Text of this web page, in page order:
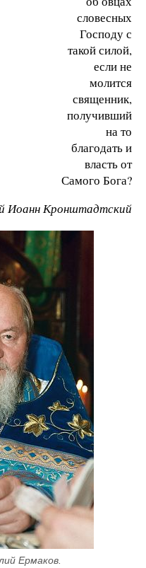
словесных
Господу с
такой силой,
если не
молится
священник,
получивший
на то
благодать и
власть от
Самого Бога?
Иоанн Кронштадтский
Ермаков.